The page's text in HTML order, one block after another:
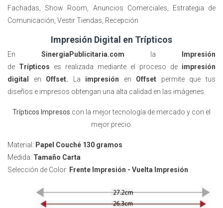
Fachadas, Show Room, Anuncios Comerciales, Estrategia de
Comunicación, Vestir Tiendas, Recepción
Impresión Digital en Trípticos
En SinergiaPublicitaria.com la
Impresión
de Trípticos es realizada mediante el proceso de impresión
digital
en Offset. La impresión en Offset permite que tus
diseños e impresos obtengan una alta calidad en las imágenes.
Trípticos Impresos con la mejor tecnología de mercado y con el
mejor precio.
Material: Papel Couché 130 gramos
Medida: Tamaño Carta
Selección de Color: Frente Impresión - Vuelta Impresión